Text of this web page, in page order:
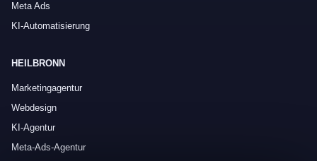
Meta Ads
KI-Automatisierung
HEILBRONN
Marketingagentur
Webdesign
KI-Agentur
Meta-Ads-Agentur